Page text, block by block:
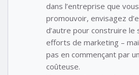
dans l’entreprise que
promouvoir, envisagez
d’autre pour construire
efforts de marketing –
pas en commençant par
coûteuse.